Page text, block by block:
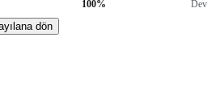
100% Dev
dön